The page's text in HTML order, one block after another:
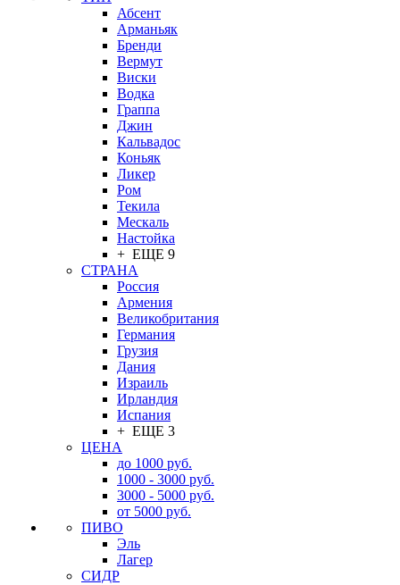
Абсент
Арманьяк
Бренди
Вермут
Виски
Водка
Граппа
Джин
Кальвадос
Коньяк
Ликер
Ром
Текила
Мескаль
Настойка
+ ЕЩЕ 9
СТРАНА
Россия
Армения
Великобритания
Германия
Грузия
Дания
Израиль
Ирландия
Испания
+ ЕЩЕ 3
ЦЕНА
до 1000 руб.
1000 - 3000 руб.
3000 - 5000 руб.
от 5000 руб.
ПИВО
Эль
Лагер
СИДР